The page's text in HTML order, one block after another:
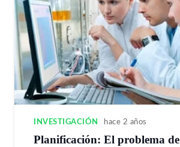
INVESTIGACIÓN hace 2 años
Planificación: El problema de